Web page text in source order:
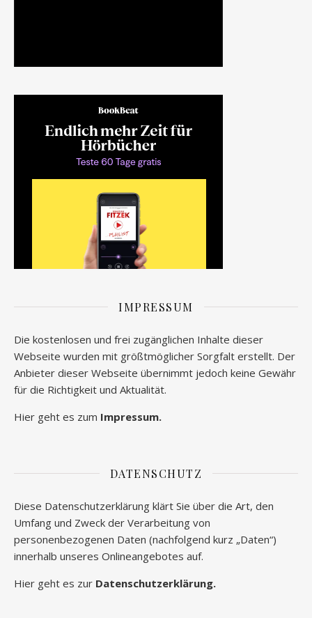
IMPRESSUM
Die kostenlosen und frei zugänglichen Inhalte dieser
Webseite wurden mit größtmöglicher Sorgfalt erstellt. Der
Anbieter dieser Webseite übernimmt jedoch keine Gewähr
für die Richtigkeit und Aktualität.
Hier geht es zum Impressum.
DATENSCHUTZ
Diese Datenschutzerklärung klärt Sie über die Art, den
Umfang und Zweck der Verarbeitung von
personenbezogenen Daten (nachfolgend kurz „Daten“)
innerhalb unseres Onlineangebotes auf.
Hier geht es zur Datenschutzerklärung.